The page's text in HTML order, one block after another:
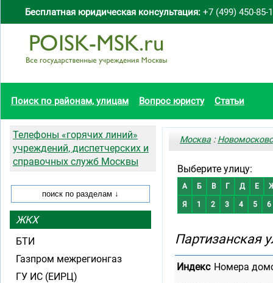
Бесплатная юридическая консультация: +7 (499) 450-85-
Поиск по районам, улицам Вопрос юристу Статьи
Москва :
Выберите улицу:
А Б В Г Д Е
Я 1 2 3 4 5 6
Партизанская
Индекс Номера
Телефоны «горячих линий»
учреждений, диспетчерских и
справочных служб Москвы
ЖКХ
БТИ
Газпром межрегионгаз
ГУ ИС (ЕИРЦ)